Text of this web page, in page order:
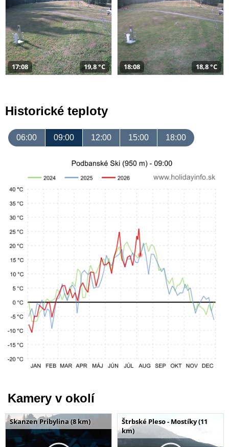
17:08 19,8 °C 18:08 18,8 °C
Historické teploty
06:00 09:00 12:00 15:00 18:00
Kamery v okolí
Skanzen Pribylina (8 km)
Štrbské Pleso - Mostíky (11
km)